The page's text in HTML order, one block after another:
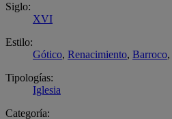
Siglo:
XVI
Estilo:
Gótico, Renacimiento, Barroco,
Tipologías:
Iglesia
Categoría: